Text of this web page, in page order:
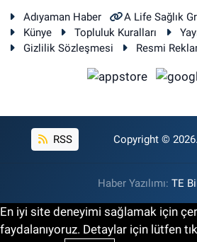
Adıyaman Haber A Life Sağlık
Künye
Topluluk Kuralları
Gizlilik Sözleşmesi
Resmi
RSS Copyright © 2026.
Haber Yazılımı: TE
En iyi site deneyimi sağlamak için
faydalanıyoruz. Detaylar için lütfen